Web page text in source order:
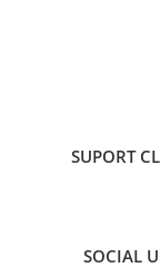
SUPORT
SOCIAL